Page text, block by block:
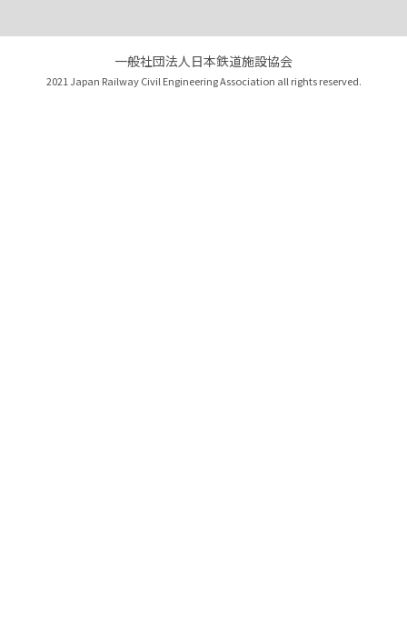
一般社団法人日本鉄道施設協会
2021 Japan Railway Civil Engineering Association all rights reserved.